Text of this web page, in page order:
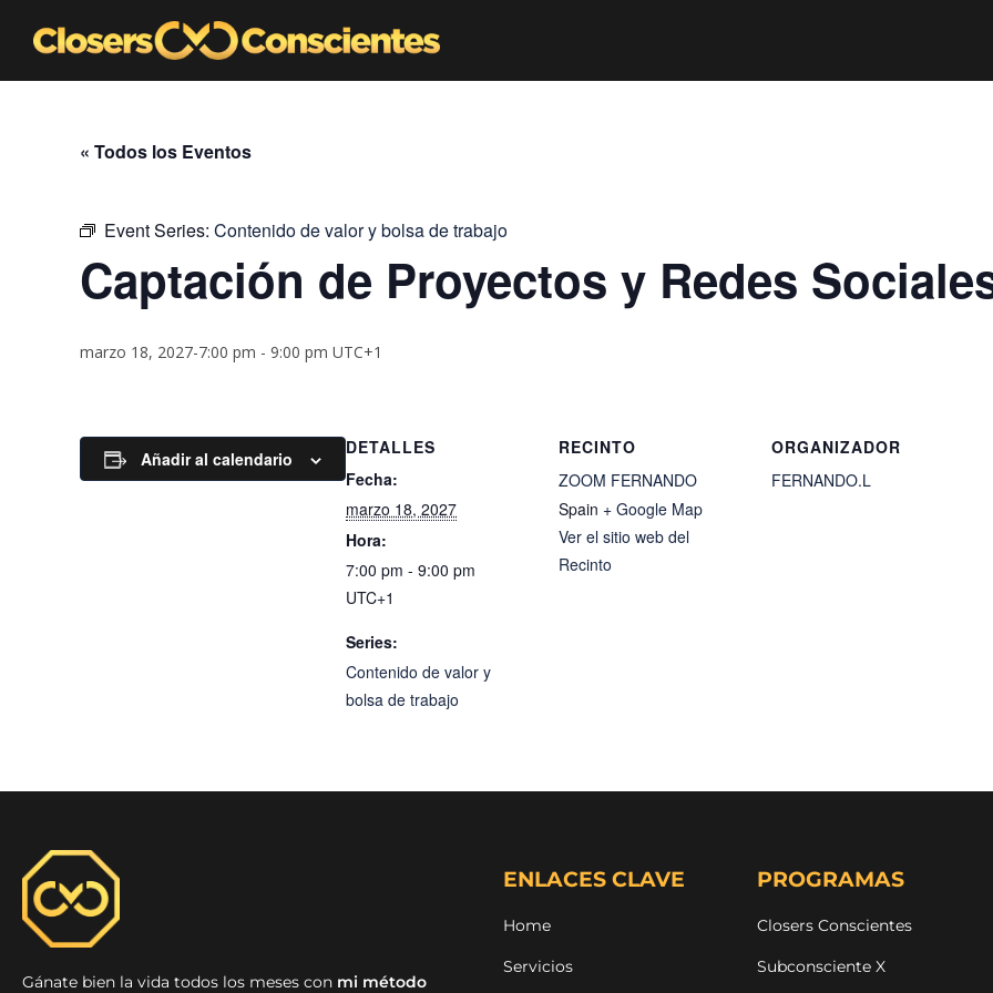
« Todos los Eventos
Event Series: Contenido de valor y bolsa de trabajo
Captación de Proyectos y Redes
marzo 18, 2027-7:00 pm - 9:00 pm UTC+1
Añadir al calendario
DETALLES
Fecha:
marzo 18, 2027
Hora:
7:00 pm - 9:00 pm
UTC+1
Series:
Contenido de valor y
bolsa de trabajo
RECINTO
ZOOM FERNANDO
Spain + Google Map
Ver el sitio web del
Recinto
ORGANIZADOR
FERNANDO.L
Gánate bien la vida todos los meses con mi método
ENLACES CLAVE
Home
Servicios
PROGRAMAS
Closers Conscientes
Subconsciente X